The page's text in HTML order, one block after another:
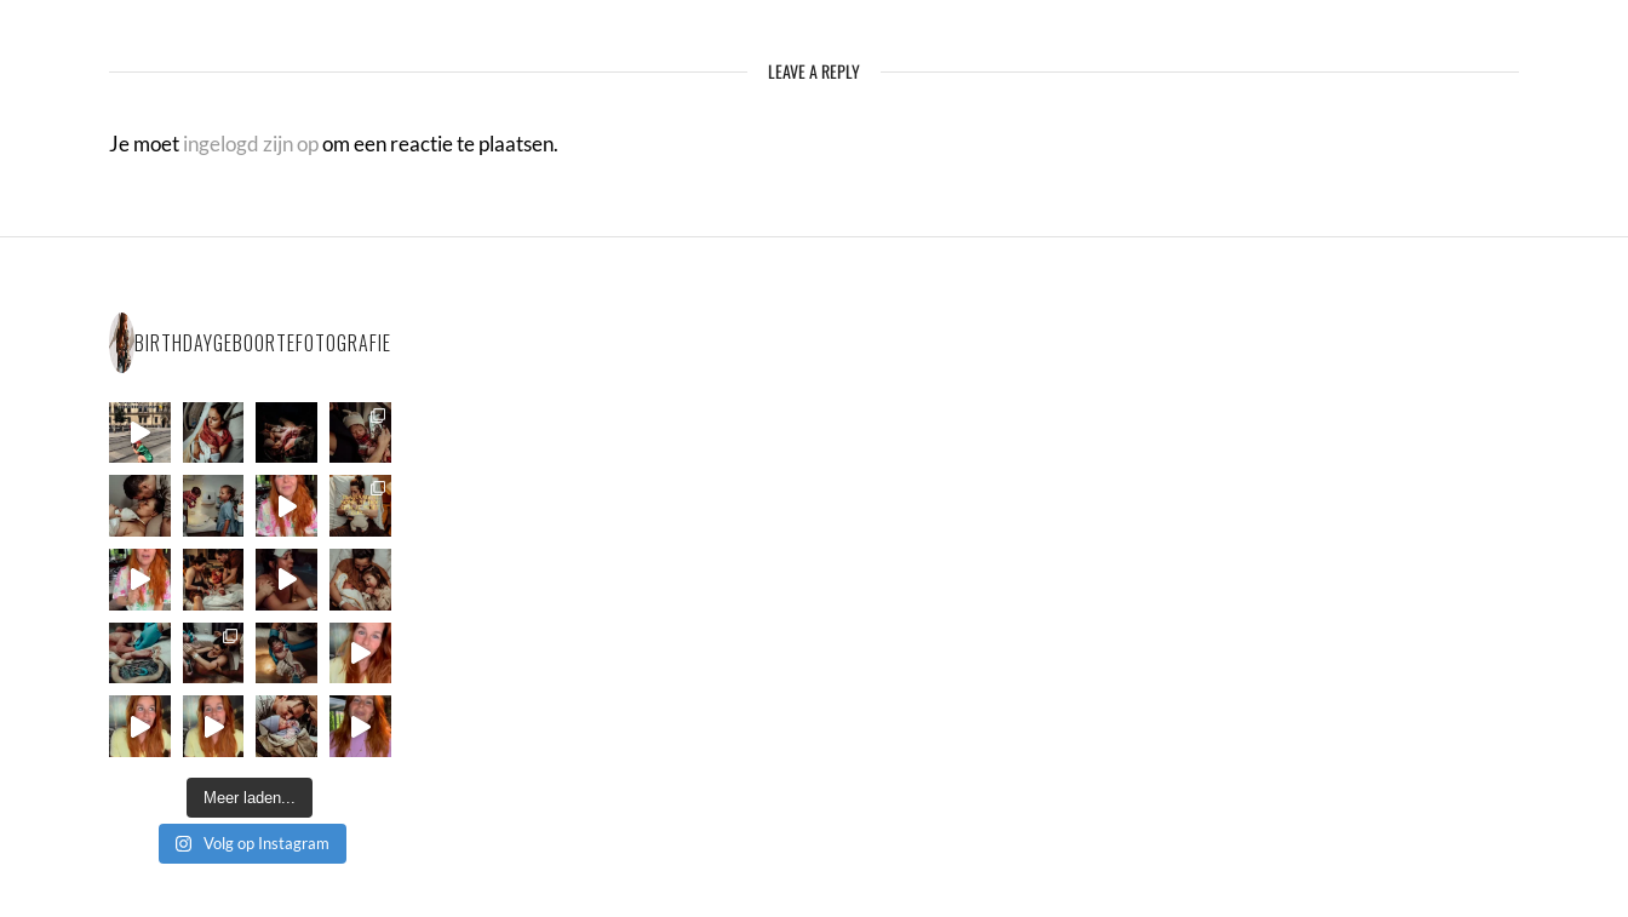
LEAVE A REPLY
Je moetingelogd zijn opom een reactie te plaatsen.
BIRTHDAYGEBOORTEFOTOGRAFIE
Meer laden...
Volg op Instagram